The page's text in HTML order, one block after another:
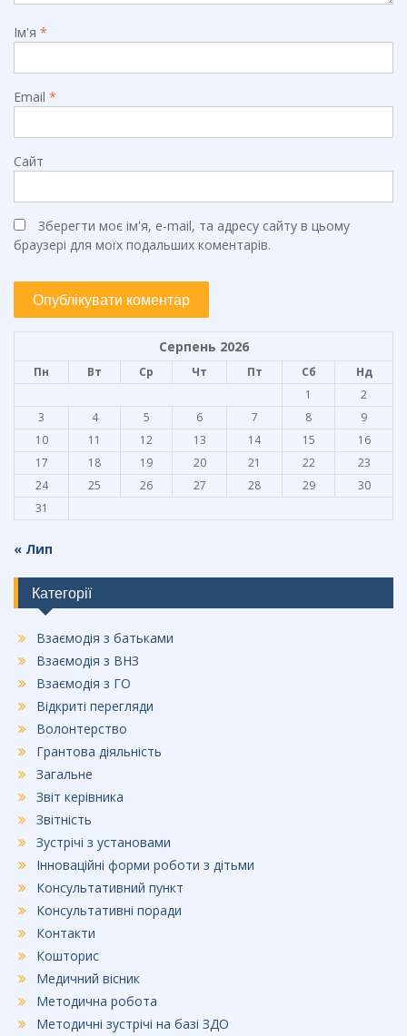
Ім'я *
Email *
Сайт
Зберегти моє ім'я, e-mail, та адресу сайту в цьому
браузері для моїх подальших коментарів.
Серпень 2026
Пн Вт Ср Чт Пт Сб
Нд
1
2
3
4 5 6 7 8
9
10
11 12 13 14 15
16
17
18 19 20 21 22
23
24
25 26 27 28 29
30
31
« Лип
Категорії
Взаємодія з батьками
Взаємодія з ВНЗ
Взаємодія з ГО
Відкриті перегляди
Волонтерство
Грантова діяльність
Загальне
Звіт керівника
Звітність
Зустрічі з установами
Інноваційні форми роботи з дітьми
Консультативний пункт
Консультативні поради
Контакти
Кошторис
Медичний вісник
Методична робота
Методичні зустрічі на базі ЗДО